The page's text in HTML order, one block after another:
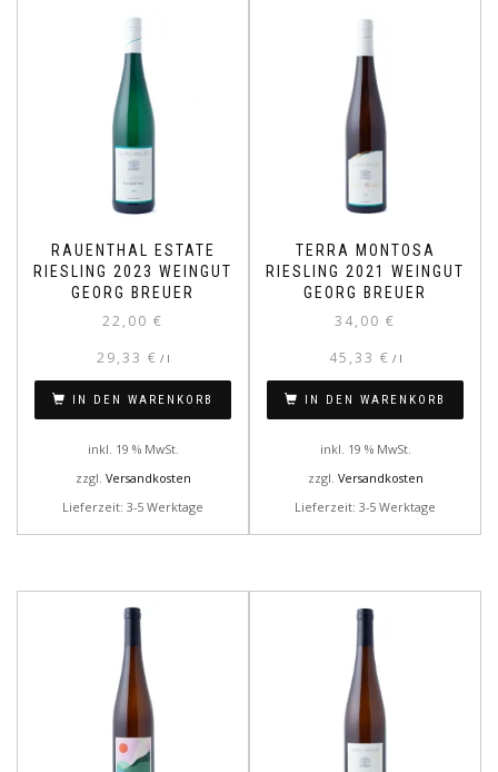
RAUENTHAL ESTATE
RIESLING 2023 WEINGUT
GEORG BREUER
22,00 €
29,33 € / l
IN DEN WARENKORB
inkl. 19 % MwSt.
zzgl. Versandkosten
Lieferzeit: 3-5 Werktage
TERRA MONTOSA
RIESLING 2021 WEINGUT
GEORG BREUER
34,00 €
45,33 € / l
IN DEN WARENKORB
inkl. 19 % MwSt.
zzgl. Versandkosten
Lieferzeit: 3-5 Werktage